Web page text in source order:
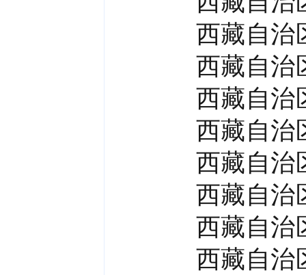
西藏自治
西藏自治
西藏自治
西藏自治
西藏自治
西藏自治
西藏自治
西藏自治